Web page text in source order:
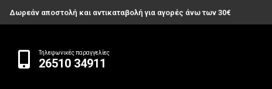
Δωρεάν αποστολή και αντικαταβολή για αγορές άνω των 30€
Τηλεφωνικές παραγγελίες
26510 34911